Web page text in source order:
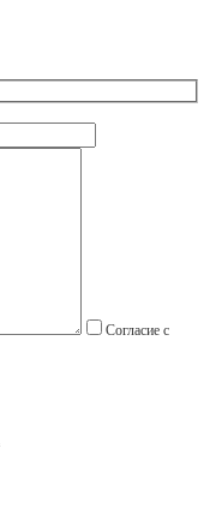
Согласие с